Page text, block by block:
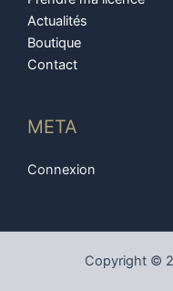
Actualités
Boutique
Contact
META
Connexion
Copyright ©